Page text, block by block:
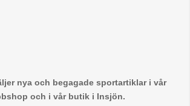
nya och begagade sportartiklar i vår
och i vår butik i Insjön.